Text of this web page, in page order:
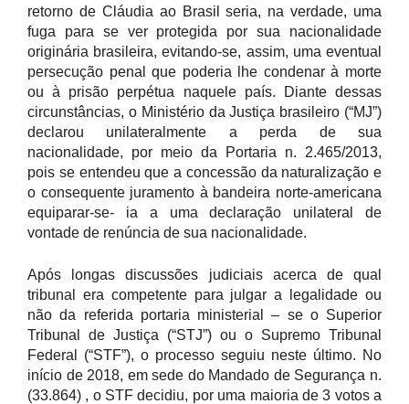
retorno de Cláudia ao Brasil seria, na verdade, uma
fuga para se ver protegida por sua nacionalidade
originária brasileira, evitando-se, assim, uma eventual
persecução penal que poderia lhe condenar à morte
ou à prisão perpétua naquele país. Diante dessas
circunstâncias, o Ministério da Justiça brasileiro (“MJ”)
declarou unilateralmente a perda de sua
nacionalidade, por meio da Portaria n. 2.465/2013,
pois se entendeu que a concessão da naturalização e
o consequente juramento à bandeira norte-americana
equiparar-se- ia a uma declaração unilateral de
vontade de renúncia de sua nacionalidade.
Após longas discussões judiciais acerca de qual
tribunal era competente para julgar a legalidade ou
não da referida portaria ministerial – se o Superior
Tribunal de Justiça (“STJ”) ou o Supremo Tribunal
Federal (“STF”), o processo seguiu neste último. No
início de 2018, em sede do Mandado de Segurança n.
(33.864) , o STF decidiu, por uma maioria de 3 votos a